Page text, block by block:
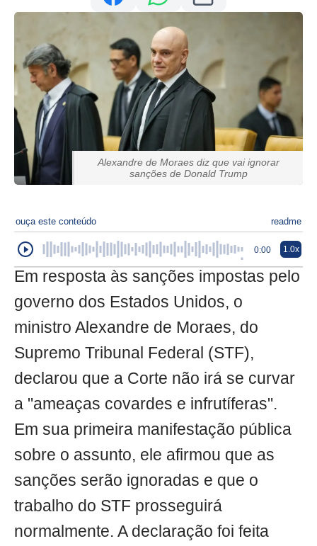
Alexandre de Moraes diz que vai ignorar
sanções de Donald Trump
ouça este conteúdo readme
0:00 1.0x
Em resposta às sanções impostas pelo
governo dos Estados Unidos, o
ministro Alexandre de Moraes, do
Supremo Tribunal Federal (STF),
declarou que a Corte não irá se curvar
a "ameaças covardes e infrutíferas".
Em sua primeira manifestação pública
sobre o assunto, ele afirmou que as
sanções serão ignoradas e que o
trabalho do STF prosseguirá
normalmente. A declaração foi feita